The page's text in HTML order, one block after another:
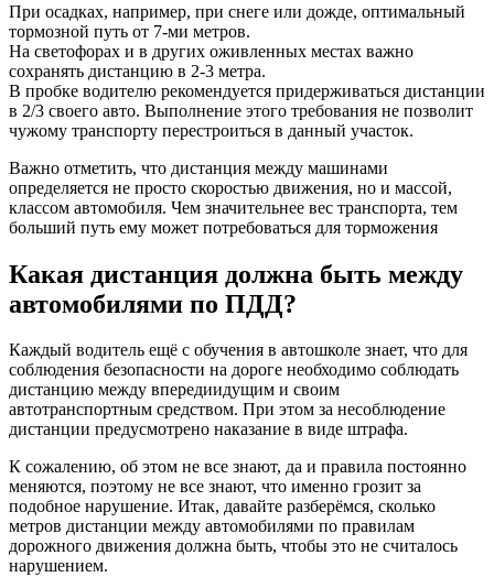
При осадках, например, при снеге или дожде, оптимальный
тормозной путь от 7-ми метров.
На светофорах и в других оживленных местах важно
сохранять дистанцию в 2-3 метра.
В пробке водителю рекомендуется придерживаться дистанции
в 2/3 своего авто. Выполнение этого требования не позволит
чужому транспорту перестроиться в данный участок.
Важно отметить, что дистанция между машинами
определяется не просто скоростью движения, но и массой,
классом автомобиля. Чем значительнее вес транспорта, тем
больший путь ему может потребоваться для торможения
Какая дистанция должна быть между
автомобилями по ПДД?
Каждый водитель ещё с обучения в автошколе знает, что для
соблюдения безопасности на дороге необходимо соблюдать
дистанцию между впередиидущим и своим
автотранспортным средством. При этом за несоблюдение
дистанции предусмотрено наказание в виде штрафа.
К сожалению, об этом не все знают, да и правила постоянно
меняются, поэтому не все знают, что именно грозит за
подобное нарушение. Итак, давайте разберёмся, сколько
метров дистанции между автомобилями по правилам
дорожного движения должна быть, чтобы это не считалось
нарушением.